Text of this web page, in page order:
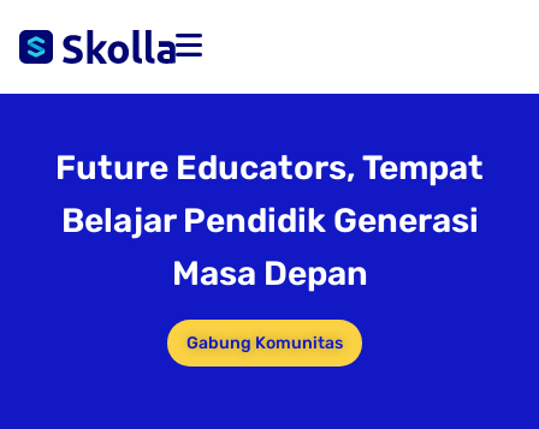
Future Educators, Tempat
Belajar Pendidik Generasi
Masa Depan
Gabung Komunitas